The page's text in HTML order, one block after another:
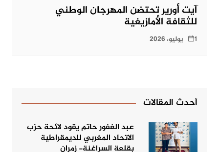
آيت أورير تحتضن المهرجان الوطني
للثقافة الأمازيغية
1 يوليو، 2026
أحدث المقالات
عبد الغفور حاتم يقود لائحة حزب
الاتحاد المغربي للديمقراطية
بقلعة السراغنة- زمران